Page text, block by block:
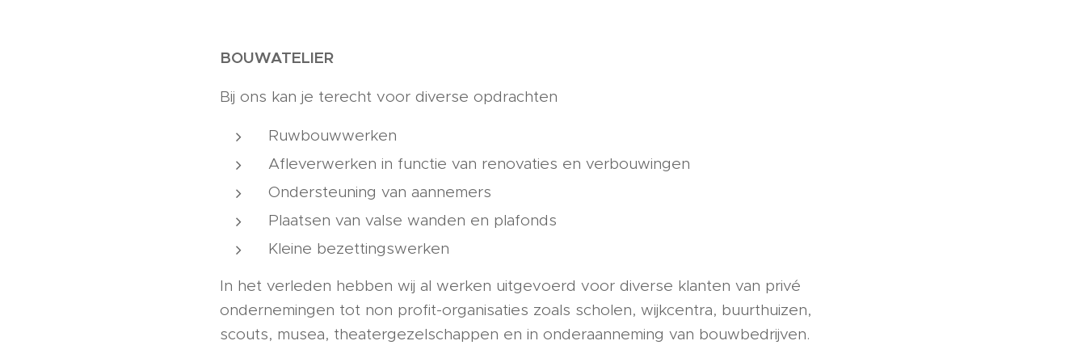
BOUWATELIER
Bij ons kan je terecht voor diverse opdrachten
Ruwbouwwerken
Afleverwerken in functie van renovaties en verbouwingen
Ondersteuning van aannemers
Plaatsen van valse wanden en plafonds
Kleine bezettingswerken
In het verleden hebben wij al werken uitgevoerd voor diverse klanten van privé
ondernemingen tot non profit-organisaties zoals scholen, wijkcentra, buurthuizen,
scouts, musea, theatergezelschappen en in onderaanneming van bouwbedrijven.